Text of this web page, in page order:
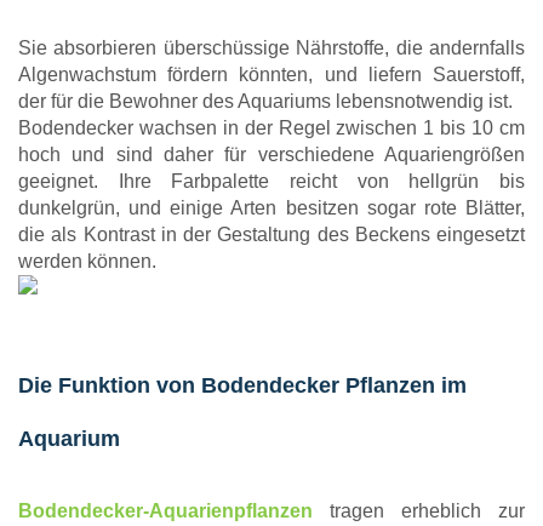
Sie absorbieren überschüssige Nährstoffe, die andernfalls
Algenwachstum fördern könnten, und liefern Sauerstoff,
der für die Bewohner des Aquariums lebensnotwendig ist.
Bodendecker wachsen in der Regel zwischen 1 bis 10 cm
hoch und sind daher für verschiedene Aquariengrößen
geeignet. Ihre Farbpalette reicht von hellgrün bis
dunkelgrün, und einige Arten besitzen sogar rote Blätter,
die als Kontrast in der Gestaltung des Beckens eingesetzt
werden können.
Die Funktion von Bodendecker Pflanzen im
Aquarium
Bodendecker-Aquarienpflanzen tragen erheblich zur